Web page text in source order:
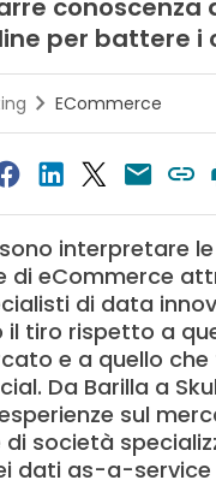
conoscenza
per battere i
ECommerce
interpretare
di eCommerce
di data
tiro rispetto a
e a quello che
Da Barilla a
sul
società
dati as-a-service